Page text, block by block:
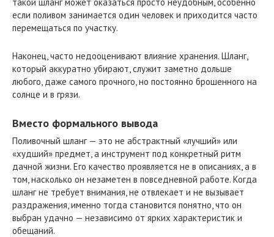
если поливом занимается один человек и приходится часто
перемещаться по участку.
Наконец, часто недооценивают влияние хранения. Шланг,
который аккуратно убирают, служит заметно дольше
любого, даже самого прочного, но постоянно брошенного на
солнце и в грязи.
Вместо формального вывода
Поливочный шланг — это не абстрактный «лучший» или
«худший» предмет, а инструмент под конкретный ритм
дачной жизни. Его качество проявляется не в описаниях, а в
том, насколько он незаметен в повседневной работе. Когда
шланг не требует внимания, не отвлекает и не вызывает
раздражения, именно тогда становится понятно, что он
выбран удачно — независимо от ярких характеристик и
обещаний.